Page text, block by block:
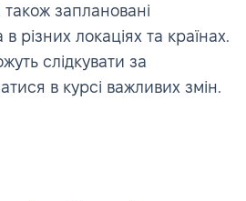
заплановані
в різних локаціях та країнах.
слідкувати за
в курсі важливих змін.